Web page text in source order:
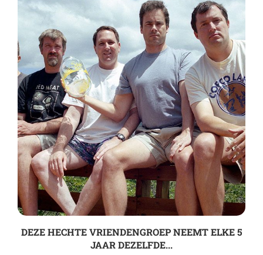
DEZE HECHTE VRIENDENGROEP NEEMT ELKE 5
JAAR DEZELFDE...